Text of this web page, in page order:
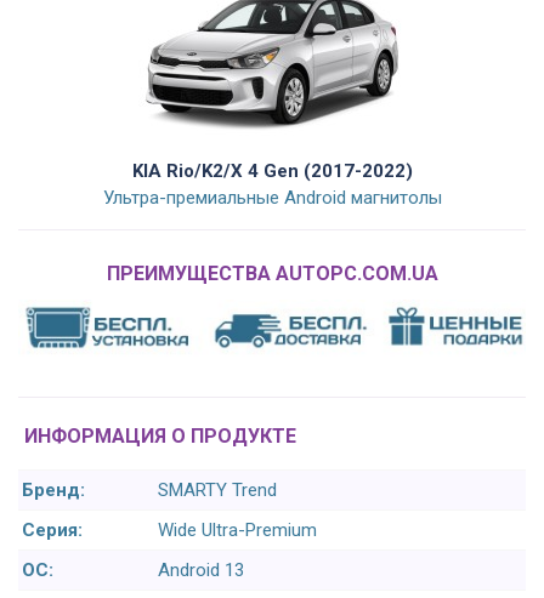
KIA Rio/K2/X 4 Gen (2017-2022)
Ультра-премиальные Android магнитолы
ПРЕИМУЩЕСТВА AUTOPC.COM.UA
ИНФОРМАЦИЯ О ПРОДУКТЕ
Бренд:
SMARTY Trend
Серия:
Wide Ultra-Premium
ОС:
Android 13